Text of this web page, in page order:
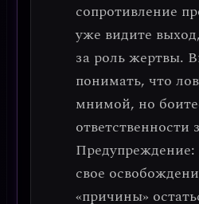
сопротивление
уже видите
за роль жертвы.
понимать, что
мнимой, но
ответственности
Предупреждение:
свое
«причины»